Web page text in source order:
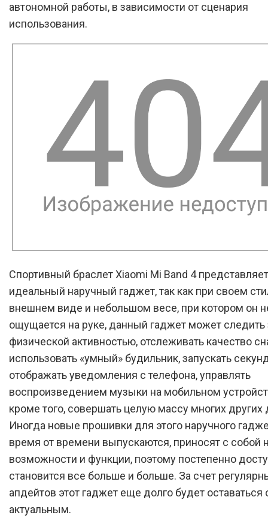
автономной работы, в зависимости от сценария
использования.
Спортивный браслет Xiaomi Mi Band 4
идеальный наручный гаджет, так как при своем
внешнем виде и небольшом весе, при котором он
ощущается на руке, данный гаджет может следить
физической активностью, отслеживать качество
использовать «умный» будильник, запускать
отображать уведомления с телефона, управлять
воспроизведением музыки на мобильном
кроме того, совершать целую массу многих других
Иногда новые прошивки для этого наручного
время от времени выпускаются, приносят с собой
возможности и функции, поэтому постепенно
становится все больше и больше. За счет
апдейтов этот гаджет еще долго будет оставаться
актуальным.